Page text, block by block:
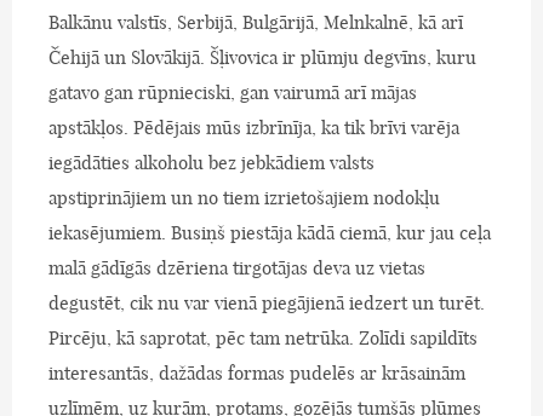
Balkānu valstīs, Serbijā, Bulgārijā, Melnkalnē, kā arī
Čehijā un Slovākijā. Šļivovica ir plūmju degvīns, kuru
gatavo gan rūpnieciski, gan vairumā arī mājas
apstākļos. Pēdējais mūs izbrīnīja, ka tik brīvi varēja
iegādāties alkoholu bez jebkādiem valsts
apstiprinājiem un no tiem izrietošajiem nodokļu
iekasējumiem. Busiņš piestāja kādā ciemā, kur jau ceļa
malā gādīgās dzēriena tirgotājas deva uz vietas
degustēt, cik nu var vienā piegājienā iedzert un turēt.
Pircēju, kā saprotat, pēc tam netrūka. Zolīdi sapildīts
interesantās, dažādas formas pudelēs ar krāsainām
uzlīmēm, uz kurām, protams, gozējās tumšās plūmes